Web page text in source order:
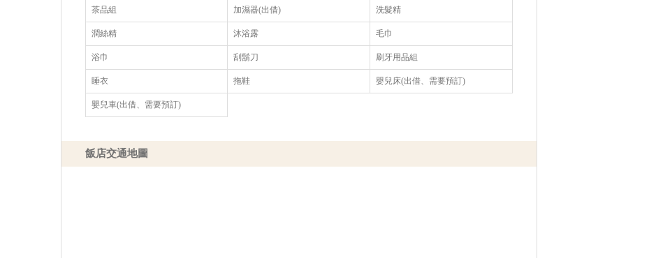
茶品組 加濕器(出借) 洗髮精
潤絲精 沐浴露 毛巾
浴巾 刮鬍刀 刷牙用品組
睡衣 拖鞋 嬰兒床(出借、需要預訂)
嬰兒車(出借、需要預訂)
飯店交通地圖